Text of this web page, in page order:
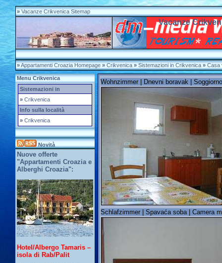
» Vacanze Crikvenica Sitemap
Vacanze
»Appartamenti Croazia Homepage » Crikvenica » Sistemazioni in Crikvenica » Casa
Menu Crikvenica
Sistemazioni in
» Crikvenica
Info sulla località
» Crikvenica
Novità
Nuove offerte
"Appartamenti Croazia e
Alberghi Croazia":
Hotel/Albergo Tamaris –
isola di Rab/Palit
Wohnzimmer | Dnevni boravak |
Schlafzimmer | Spavaća soba | Camera